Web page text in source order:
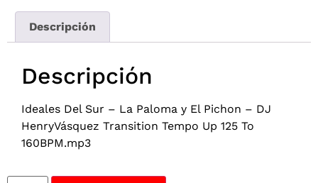
Descripción
Descripción
Ideales Del Sur – La Paloma y El Pichon – DJ
HenryVásquez Transition Tempo Up 125 To
160BPM.mp3